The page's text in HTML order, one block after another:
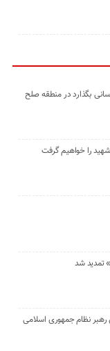
بگذارد در منطقه صلح
را خواهیم گرفت
تمدید شد
نظام جمهوری اسلامی